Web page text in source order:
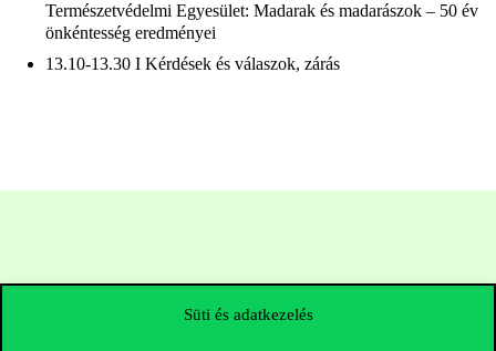
Süti és adatkezelés
Természetvédelmi Egyesület: Madarak és madarászok – 50 év
önkéntesség eredményei
13.10-13.30 I Kérdések és válaszok, zárás